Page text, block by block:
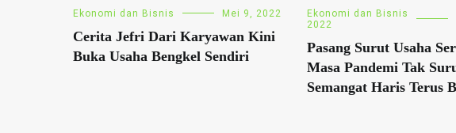
Ekonomi dan Bisnis Mei 9, 2022
Cerita Jefri Dari Karyawan Kini
Buka Usaha Bengkel Sendiri
Ekonomi dan Bisnis
2022
Pasang Surut Usaha
Masa Pandemi Tak
Semangat Haris Terus